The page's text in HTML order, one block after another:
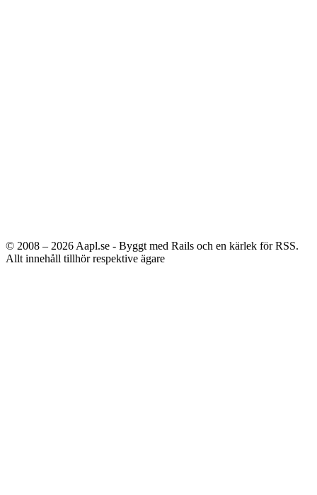
© 2008 – 2026 Aapl.se - Byggt med Rails och en kärlek för RSS.
Allt innehåll tillhör respektive ägare